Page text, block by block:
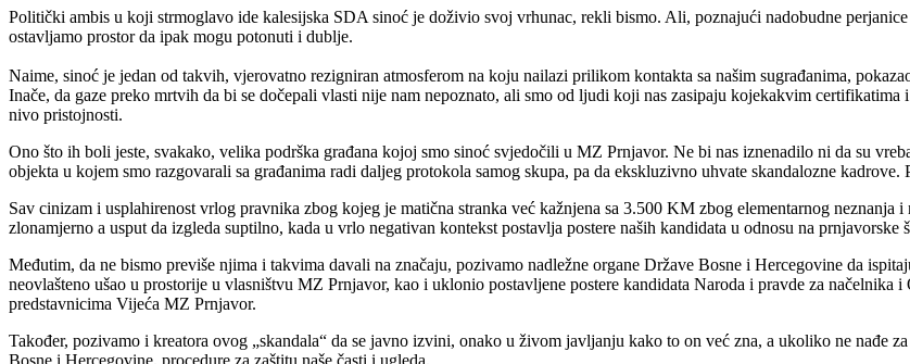
Politički ambis u koji strmoglavo ide kalesijska SDA sinoć je doživio svoj vrhunac, rekli bismo. Ali, poznajući nadobudne
ostavljamo prostor da ipak mogu potonuti i dublje.
Naime, sinoć je jedan od takvih, vjerovatno rezigniran atmosferom na koju nailazi prilikom kontakta sa našim sugrađanima,
Inače, da gaze preko mrtvih da bi se dočepali vlasti nije nam nepoznato, ali smo od ljudi koji nas zasipaju kojekakvim
nivo pristojnosti.
Ono što ih boli jeste, svakako, velika podrška građana kojoj smo sinoć svjedočili u MZ Prnjavor. Ne bi nas iznenadilo ni da su
objekta u kojem smo razgovarali sa građanima radi daljeg protokola samog skupa, pa da ekskluzivno uhvate skandalozne
Sav cinizam i usplahirenost vrlog pravnika zbog kojeg je matična stranka već kažnjena sa 3.500 KM zbog elementarnog
zlonamjerno a usput da izgleda suptilno, kada u vrlo negativan kontekst postavlja postere naših kandidata u odnosu na prnjavorske
Međutim, da ne bismo previše njima i takvima davali na značaju, pozivamo nadležne organe Države Bosne i Hercegovine da
neovlašteno ušao u prostorije u vlasništvu MZ Prnjavor, kao i uklonio postavljene postere kandidata Naroda i pravde za načelnika
predstavnicima Vijeća MZ Prnjavor.
Također, pozivamo i kreatora ovog „skandala“ da se javno izvini, onako u živom javljanju kako to on već zna, a ukoliko ne nađe
Bosne i Hercegovine, procedure za zaštitu naše časti i ugleda.